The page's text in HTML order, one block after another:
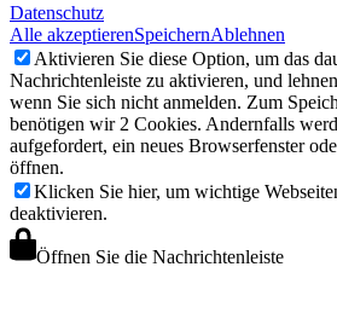
Datenschutz
Alle akzeptierenSpeichernAblehnen
Aktivieren Sie diese Option, um das
Nachrichtenleiste zu aktivieren, und
wenn Sie sich nicht anmelden. Zum
benötigen wir 2 Cookies. Andernfalls
aufgefordert, ein neues Browserfenster
öffnen.
Klicken Sie hier, um wichtige
deaktivieren.
Öffnen Sie die Nachrichtenleiste